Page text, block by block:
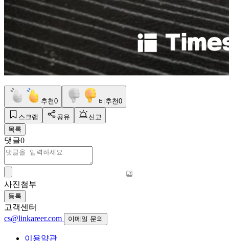
추천0 비추천0
스크랩 공유
신고
목록
댓글0
사진첨부
등록
고객센터
cs@linkareer.com
이메일 문의
이용약관